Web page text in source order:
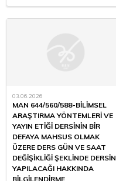
03.06.2026
MAN 644/560/588-BİLİMSEL
ARAŞTIRMA YÖNTEMLERİ VE
YAYIN ETİĞİ DERSİNİN BİR
DEFAYA MAHSUS OLMAK
ÜZERE DERS GÜN VE SAAT
DEĞİŞİKLİĞİ ŞEKLİNDE DERSİN
YAPILACAĞI HAKKINDA
BİLGİLENDİRME